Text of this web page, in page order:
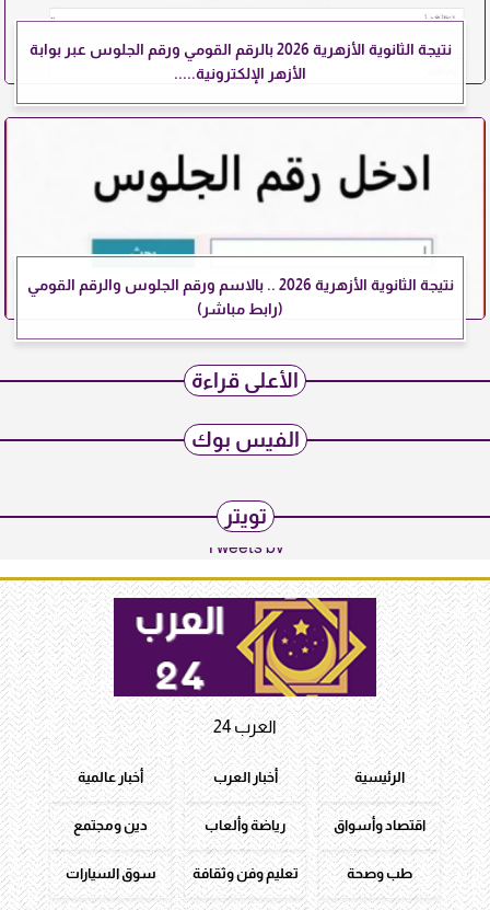
نتيجة الثانوية الأزهرية 2026 بالرقم القومي ورقم الجلوس عبر بوابة
الأزهر الإلكترونية.....
نتيجة الثانوية الأزهرية 2026 .. بالاسم ورقم الجلوس والرقم القومي
(رابط مباشر)
الأعلى قراءة
الفيس بوك
تويتر
Tweets by
العرب 24
الرئيسية أخبار العرب أخبار عالمية
اقتصاد وأسواق رياضة وألعاب دين ومجتمع
طب وصحة تعليم وفن وثقافة سوق السيارات